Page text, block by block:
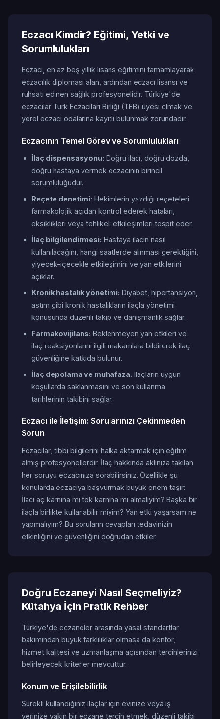
Eczacı Kimdir? Eğitimi, Yetki ve
Sorumlulukları
Eczacı, en az beş yıllık lisans eğitimini tamamlayarak
eczacılık diploması alan, ardından eczacı lisansı ve
ruhsatı edinen sağlık profesyonelidir. Türkiye'de
eczacılar Türk Eczacıları Birliği (TEB) üyesi olmak ve
yerel eczacı odalarına kayıtlı bulunmak zorundadır.
Eczacının Temel Görev ve Sorumlulukları
İlaç dispensasyonu: Doğru ilacı, doğru dozda,
doğru hastaya vermek eczacının birincil
sorumluluğudur.
Reçete denetimi: Hekimlerin yazdığı reçeteleri
farmakolojik açıdan kontrol ederek hataları,
eksiklikleri veya tehlikeli etkileşimleri tespit eder.
İlaç bilgilendirmesi: Hastaya ilacın nasıl
kullanılacağını, hangi saatlerde alınması gerektiğini,
yiyecek-içecekle etkileşimini ve yan etkilerini
açıklar.
Kronik hastalık yönetimi: Diyabet, hipertansiyon,
astım gibi kronik hastalıkların ilaçla yönetimi
konusunda düzenli takip ve danışmanlık sağlar.
Farmakovijilans: Beklenmeyen yan etkileri ve
ilaç reaksiyonlarını ilgili makamlara bildirerek ilaç
güvenliğine katkıda bulunur.
İlaç depolama ve muhafaza: Ilaçların uygun
koşullarda saklanmasını ve son kullanma
tarihlerinin takibini sağlar.
Eczacı ile İletişim: Sorularınızı Çekinmeden
Sorun
Eczacılar, tıbbi bilgilerini halka aktarmak için eğitim
almış profesyonellerdir. İlaç hakkında aklınıza takılan
her soruyu eczacınıza sorabilirsiniz. Özellikle şu
konularda eczacıya başvurmak büyük önem taşır:
İlacı aç karnına mı tok karnına mı almalıyım? Başka bir
ilaçla birlikte kullanabilir miyim? Yan etki yaşarsam ne
yapmalıyım? Bu soruların cevapları tedavinizin
etkinliğini ve güvenliğini doğrudan etkiler.
Doğru Eczaneyi Nasıl Seçmeliyiz?
Kütahya İçin Pratik Rehber
Türkiye'de eczaneler arasında yasal standartlar
bakımından büyük farklılıklar olmasa da konfor,
hizmet kalitesi ve uzmanlaşma açısından tercihlerinizi
belirleyecek kriterler mevcuttur.
Konum ve Erişilebilirlik
Sürekli kullandığınız ilaçlar için evinize veya iş
yerinize yakın bir eczane tercih etmek, düzenli takibi